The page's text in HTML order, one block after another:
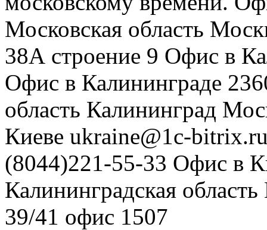
Московская область
38А строение 9 Офис в
Офис в Калининграде
область Калининград
Киеве ukraine@1c-
(8044)221-55-33 Офис в
Калининградская область
39/41 офис 1507